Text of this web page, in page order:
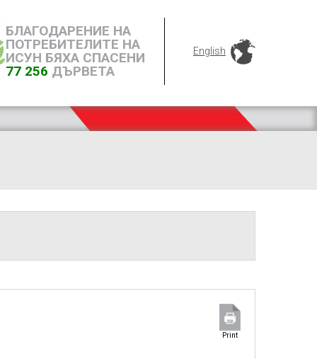
БЛАГОДАРЕНИЕ НА
ПОТРЕБИТЕЛИТЕ НА
ИСУН БЯХА СПАСЕНИ
77 256 ДЪРВЕТА
English
Print